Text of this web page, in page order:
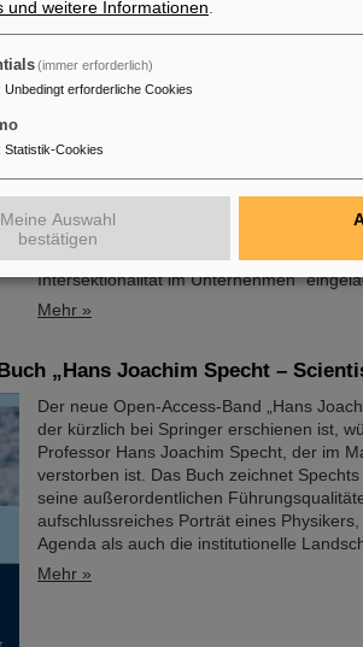
Studie markiert einen entscheidenden
GSI/FAIR setzen mit
Anlässlich des Christopher Street Day
und FAIR-Campus die
queeren Menschen und betonte die
diskriminierungsfreien Arbeitskultur. Zuvor
Beschäftigten zum Vortrag „Queer in der
Intersektionalität im Unternehmen“
Mehr »
„Hans Joachim Specht –
Der neue Open-Access-Band „Hans
der kürzlich bei Springer erschienen ist,
Professor Hans Joachim Specht, der im
verstorben ist. Das Buch zeichnet
seine außerordentlichen
aufschlussreiches Porträt eines
Agenda als auch die institutionelle
Mehr »
und weitere Informationen
(immer erforderlich)
Unbedingt erforderliche Cookies
Statistik-Cookies
Meine Auswahl
bestätigen